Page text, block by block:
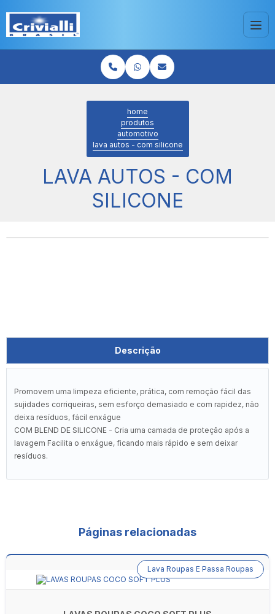
home
produtos
automotivo
lava autos - com silicone
LAVA AUTOS - COM
SILICONE
Descrição
Promovem uma limpeza eficiente, prática, com remoção fácil das
sujidades corriqueiras, sem esforço demasiado e com rapidez, não
deixa resíduos, fácil enxágue
COM BLEND DE SILICONE - Cria uma camada de proteção após a
lavagem Facilita o enxágue, ficando mais rápido e sem deixar
resíduos.
Páginas relacionadas
Lava Roupas E Passa Roupas